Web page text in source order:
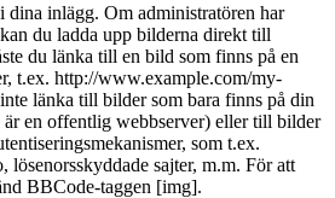
dina inlägg. Om administratören har
du ladda upp bilderna direkt till
du länka till en bild som finns på en
t.ex. http://www.example.com/my-
länka till bilder som bara finns på din
är en offentlig webbserver) eller till bilder
som t.ex.
lösenorsskyddade sajter, m.m. För att
BBCode-taggen [img].